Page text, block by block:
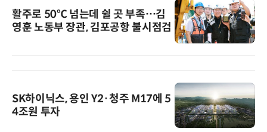
활주로 50℃ 넘는데 쉴 곳 부족…김
영훈 노동부 장관, 김포공항 불시점검
SK하이닉스, 용인 Y2·청주 M17에 5
4조원 투자